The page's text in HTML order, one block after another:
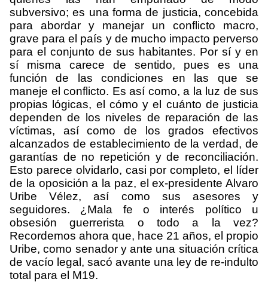
subversivo; es una forma de justicia, concebida
para abordar y manejar un conflicto macro,
grave para el país y de mucho impacto perverso
para el conjunto de sus habitantes. Por sí y en
sí misma carece de sentido, pues es una
función de las condiciones en las que se
maneje el conflicto. Es así como, a la luz de sus
propias lógicas, el cómo y el cuánto de justicia
dependen de los niveles de reparación de las
víctimas, así como de los grados efectivos
alcanzados de establecimiento de la verdad, de
garantías de no repetición y de reconciliación.
Esto parece olvidarlo, casi por completo, el líder
de la oposición a la paz, el ex-presidente Alvaro
Uribe Vélez, así como sus asesores y
seguidores. ¿Mala fe o interés político u
obsesión guerrerista o todo a la vez?
Recordemos ahora que, hace 21 años, el propio
Uribe, como senador y ante una situación crítica
de vacío legal, sacó avante una ley de re-indulto
total para el M19.